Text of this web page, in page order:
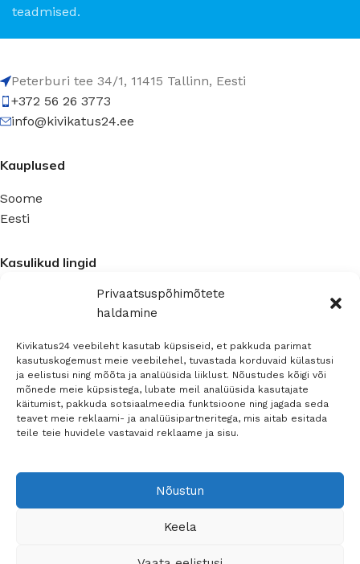
Privaatsuspõhimõtete
haldamine
Kivikatus24 veebileht kasutab küpsiseid, et pakkuda parimat
kasutuskogemust meie veebilehel, tuvastada korduvaid külastusi
ja eelistusi ning mõõta ja analüüsida liiklust. Nõustudes kõigi või
mõnede meie küpsistega, lubate meil analüüsida kasutajate
käitumist, pakkuda sotsiaalmeedia funktsioone ning jagada seda
teavet meie reklaami- ja analüüsipartneritega, mis aitab esitada
teile teie huvidele vastavaid reklaame ja sisu.
Nõustun
Keela
teadmised.
Peterburi tee 34/1, 11415 Tallinn, Eesti
+372 56 26 3773
info@kivikatus24.ee
Kauplused
Soome
Eesti
Kasulikud lingid
Privaatsuspoliitika
Ettevõte
Kontaktinfo
Müügitingimused